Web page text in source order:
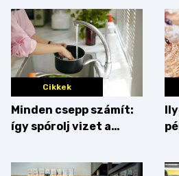
Cikkek
Minden csepp számít:
így spórolj vizet a